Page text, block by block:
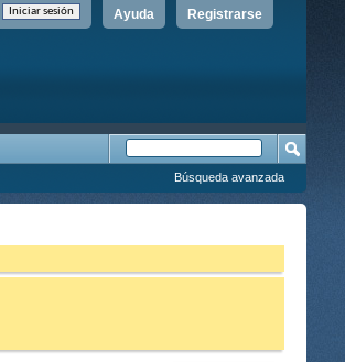
Registrarse
Ayuda
Búsqueda avanzada